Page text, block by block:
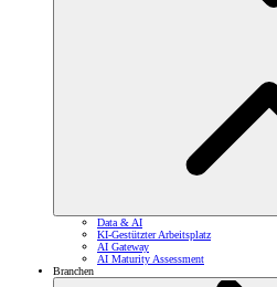
Data & AI
KI-Gestützter Arbeitsplatz
AI Gateway
AI Maturity Assessment
Branchen